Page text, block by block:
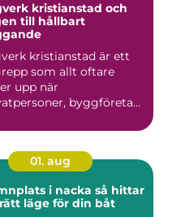
kristianstad och
till hållbart
kristianstad är ett
som allt oftare
upp när
byggföretag
01. aug
i nacka så hittar
läge för din båt